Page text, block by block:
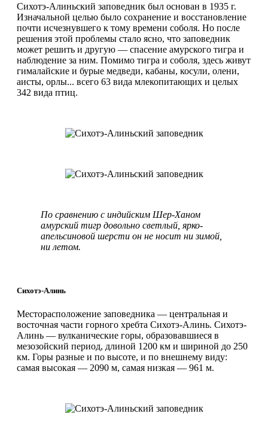
Сихотэ-Алиньский заповедник был основан в 1935 г.
Изначальной целью было сохранение и восстановление
почти исчезнувшего к тому времени соболя. Но после
решения этой проблемы стало ясно, что заповедник
может решить и другую — спасение амурского тигра и
наблюдение за ним. Помимо тигра и соболя, здесь живут
гималайские и бурые медведи, кабаны, косули, олени,
аисты, орлы... всего 63 вида млекопитающих и целых
342 вида птиц.
По сравнению с индийским Шер-Ханом
амурский тигр довольно светлый, ярко-
апельсиновой шерсти он не носит ни зимой,
ни летом.
Сихотэ-Алинь
Месторасположение заповедника — центральная и
восточная части горного хребта Сихотэ-Алинь. Сихотэ-
Алинь — вулканические горы, образовавшиеся в
мезозойский период, длиной 1200 км и шириной до 250
км. Горы разные и по высоте, и по внешнему виду:
самая высокая — 2090 м, самая низкая — 961 м.